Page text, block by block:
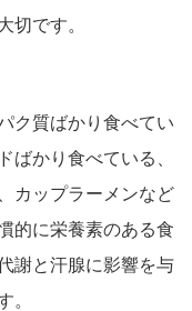
切です。
ク質ばかり食べてい
ばかり食べている、
カップラーメンなど
的に栄養素のある食
謝と汗腺に影響を与
。